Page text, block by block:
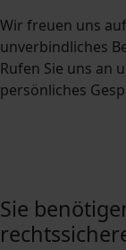
Wir freuen uns
unverbindliches
Rufen Sie uns an
persönliches
Sie